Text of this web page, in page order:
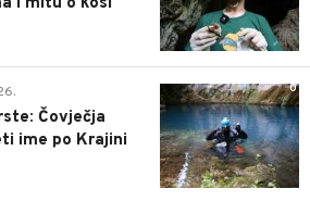
0
Čovječja
ime po Krajini